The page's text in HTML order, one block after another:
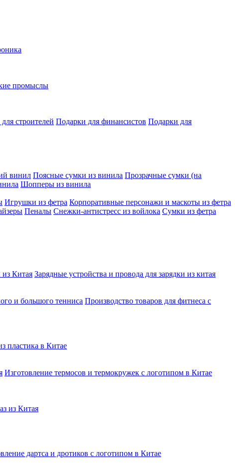
промыслы
строителей Подарки для финансистов Подарки для
винил Поясные сумки из винила Прозрачные сумки (на
Шопперы из винила
Игрушки из фетра Корпоративные персонажи и маскоты из фетра
Пеналы Снежки-антистресс из войлока Сумки из фетра
Китая Зарядные устройства и провода для зарядки из китая
и большого тенниса Производство товаров для фитнеса с
пластика в Китае
Изготовление термосов и термокружек с логотипом в Китае
из Китая
дартса и дротиков с логотипом в Китае